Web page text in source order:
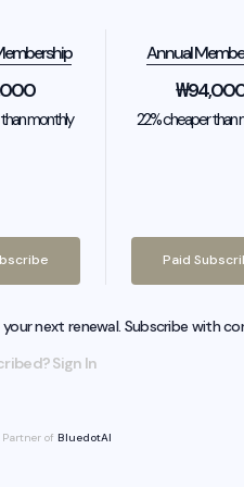
monthly
Annual
₩
22% cheaper than
Paid
next renewal. Subscribe with
Sign In
Partner of BluedotAI